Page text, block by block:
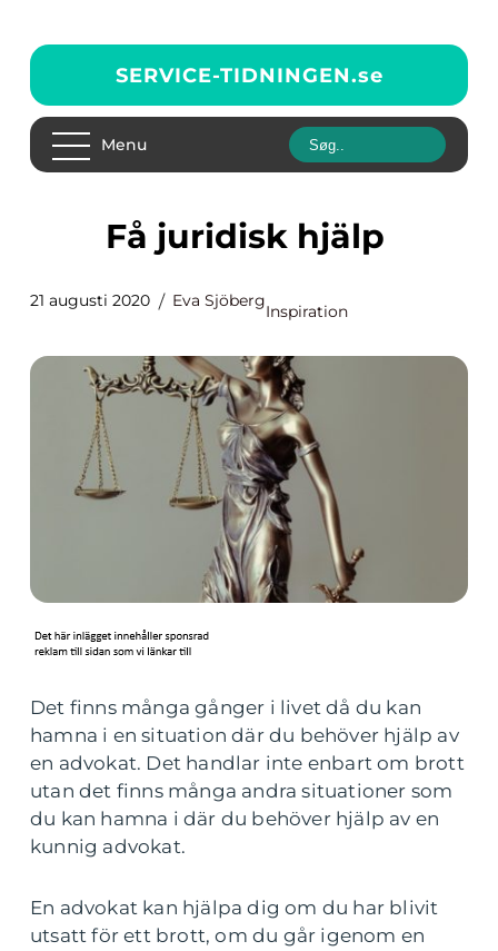
SERVICE-TIDNINGEN.se
Menu
Få juridisk hjälp
21 augusti 2020 Eva Sjöberg
Inspiration
Det finns många gånger i livet då du kan
hamna i en situation där du behöver hjälp av
en advokat. Det handlar inte enbart om brott
utan det finns många andra situationer som
du kan hamna i där du behöver hjälp av en
kunnig advokat.
En advokat kan hjälpa dig om du har blivit
utsatt för ett brott, om du går igenom en